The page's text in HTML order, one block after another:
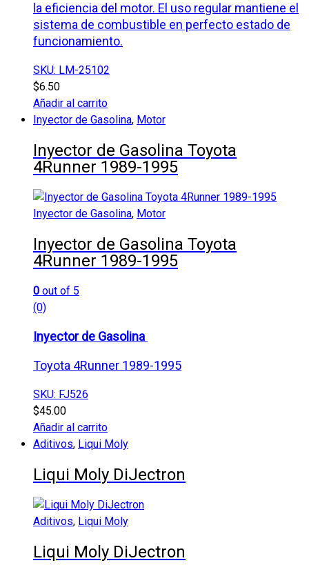
la eficiencia del motor. El uso regular mantiene el
sistema de combustible en perfecto estado de
funcionamiento.
SKU: LM-25102
$6.50
Añadir al carrito
Inyector de Gasolina, Motor
Inyector de Gasolina Toyota
4Runner 1989-1995
Inyector de Gasolina, Motor
Inyector de Gasolina Toyota
4Runner 1989-1995
0 out of 5
(0)
Inyector de Gasolina
Toyota 4Runner 1989-1995
SKU: FJ526
$45.00
Añadir al carrito
Aditivos, Liqui Moly
Liqui Moly DiJectron
Aditivos, Liqui Moly
Liqui Moly DiJectron